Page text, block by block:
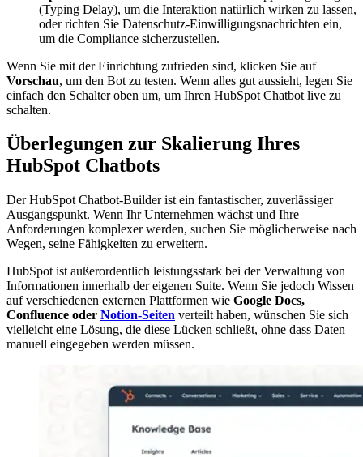
(Typing Delay), um die Interaktion natürlich wirken zu lassen,
oder richten Sie Datenschutz-Einwilligungsnachrichten ein,
um die Compliance sicherzustellen.
Wenn Sie mit der Einrichtung zufrieden sind, klicken Sie auf
Vorschau, um den Bot zu testen. Wenn alles gut aussieht, legen Sie
einfach den Schalter oben um, um Ihren HubSpot Chatbot live zu
schalten.
Überlegungen zur Skalierung Ihres
HubSpot Chatbots
Der HubSpot Chatbot-Builder ist ein fantastischer, zuverlässiger
Ausgangspunkt. Wenn Ihr Unternehmen wächst und Ihre
Anforderungen komplexer werden, suchen Sie möglicherweise nach
Wegen, seine Fähigkeiten zu erweitern.
HubSpot ist außerordentlich leistungsstark bei der Verwaltung von
Informationen innerhalb der eigenen Suite. Wenn Sie jedoch Wissen
auf verschiedenen externen Plattformen wie Google Docs,
Confluence oder Notion-Seiten verteilt haben, wünschen Sie sich
vielleicht eine Lösung, die diese Lücken schließt, ohne dass Daten
manuell eingegeben werden müssen.